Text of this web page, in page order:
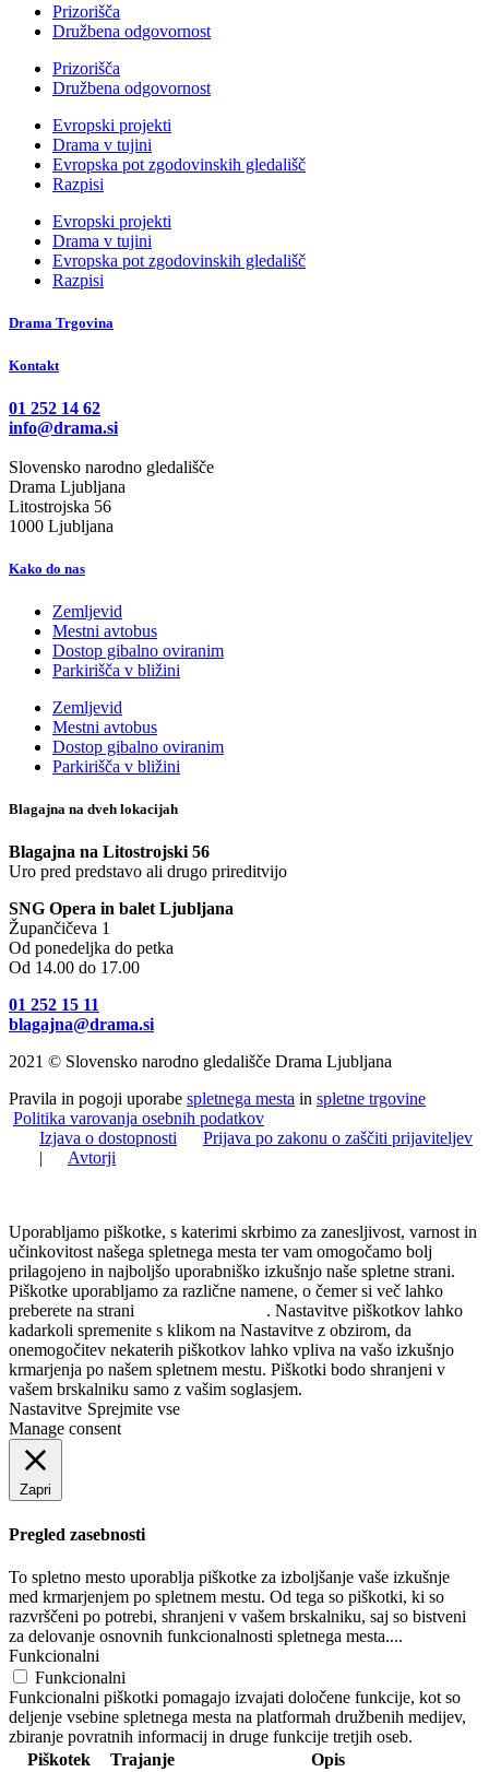
Prizorišča
Družbena odgovornost
Prizorišča
Družbena odgovornost
Evropski projekti
Drama v tujini
Evropska pot zgodovinskih gledališč
Razpisi
Evropski projekti
Drama v tujini
Evropska pot zgodovinskih gledališč
Razpisi
Drama Trgovina
Kontakt
01 252 14 62
info@drama.si
Slovensko narodno gledališče
Drama Ljubljana
Litostrojska 56
1000 Ljubljana
Kako do nas
Zemljevid
Mestni avtobus
Dostop gibalno oviranim
Parkirišča v bližini
Zemljevid
Mestni avtobus
Dostop gibalno oviranim
Parkirišča v bližini
Blagajna na dveh lokacijah
Blagajna na Litostrojski 56
Uro pred predstavo ali drugo prireditvijo
SNG Opera in balet Ljubljana
Župančičeva 1
Od ponedeljka do petka
Od 14.00 do 17.00
01 252 15 11
blagajna@drama.si
2021 © Slovensko narodno gledališče Drama Ljubljana
Pravila in pogoji uporabe spletnega mesta in spletne trgovine
Politika varovanja osebnih podatkov
Izjava o dostopnosti
Prijava po zakonu o zaščiti prijaviteljev
|
Avtorji
Uporabljamo piškotke, s katerimi skrbimo za zanesljivost, varnost in
učinkovitost našega spletnega mesta ter vam omogočamo bolj
prilagojeno in najboljšo uporabniško izkušnjo naše spletne strani.
Piškotke uporabljamo za različne namene, o čemer si več lahko
preberete na strani
. Nastavitve piškotkov lahko
kadarkoli spremenite s klikom na Nastavitve z obzirom, da
onemogočitev nekaterih piškotkov lahko vpliva na vašo izkušnjo
krmarjenja po našem spletnem mestu. Piškotki bodo shranjeni v
vašem brskalniku samo z vašim soglasjem.
Nastavitve Sprejmite vse
Manage consent
Zapri
Pregled zasebnosti
To spletno mesto uporablja piškotke za izboljšanje vaše izkušnje
med krmarjenjem po spletnem mestu. Od tega so piškotki, ki so
razvrščeni po potrebi, shranjeni v vašem brskalniku, saj so bistveni
za delovanje osnovnih funkcionalnosti spletnega mesta....
Funkcionalni
Funkcionalni
Funkcionalni piškotki pomagajo izvajati določene funkcije, kot so
deljenje vsebine spletnega mesta na platformah družbenih medijev,
zbiranje povratnih informacij in druge funkcije tretjih oseb.
Piškotek
Trajanje Opis